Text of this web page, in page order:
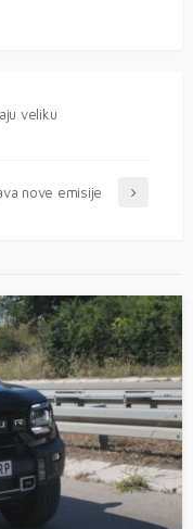
veliku
nove emisije